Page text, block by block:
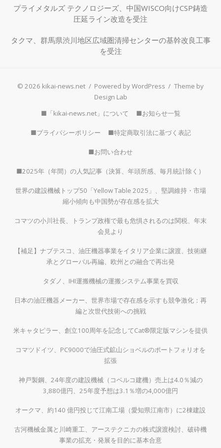
プライメタルズ テクノロジーズ、中国WISCO向けCSP鋳造
圧延ライン改造を受注
タクマ、群馬県渋川地区広域圏清掃センターの基幹改良工事
を受注
© 2026 kikai-news.net / Powered by WordPress / Theme by
Design Lab
■「kikai-news.net」について
■お知らせ一覧
■プライバシーポリシー ■特定商取引法に基づく表記
■お問い合わせ
■2025年（年間）の人気記事（決算、年頭所感、毎月統計除く）
世界の建設機械トップ50「Yellow Table 2025」、堅調維持・市場
縮小傾向も中国勢が存在感を拡大
コマツの小川社長、トランプ政権で最も危惧されるのは関税、年末
会見より
【補足】ナブテスコ、油圧機器事業をイタリア企業に譲渡、技術継
承とグローバル再編、欧州との融合で再出発
タダノ、IHI運搬機械の運搬システム事業を買収
日本の油圧機器メーカー、世界市場で存在感を示すも競争激化：再
編と次世代技術への挑戦
米キャタピラー、創立100周年を記念してCat®限定版マシンを提供
コマツドイツ、PC9000で油圧式鉱山ショベルのポートフォリオを
拡張
神戸製鋼、24年度の建設機械（コベルコ建機）売上は4.0％減の
3,880億円、25年度予想は3.1％増の4,000億円
オークマ、約140 億円投じて江南工場（愛知県江南市）に2棟建設
古河機械金属と川崎重工、アーステクニカの株式譲渡検討、破砕機
事業の拡充・発展を目的に基本合意